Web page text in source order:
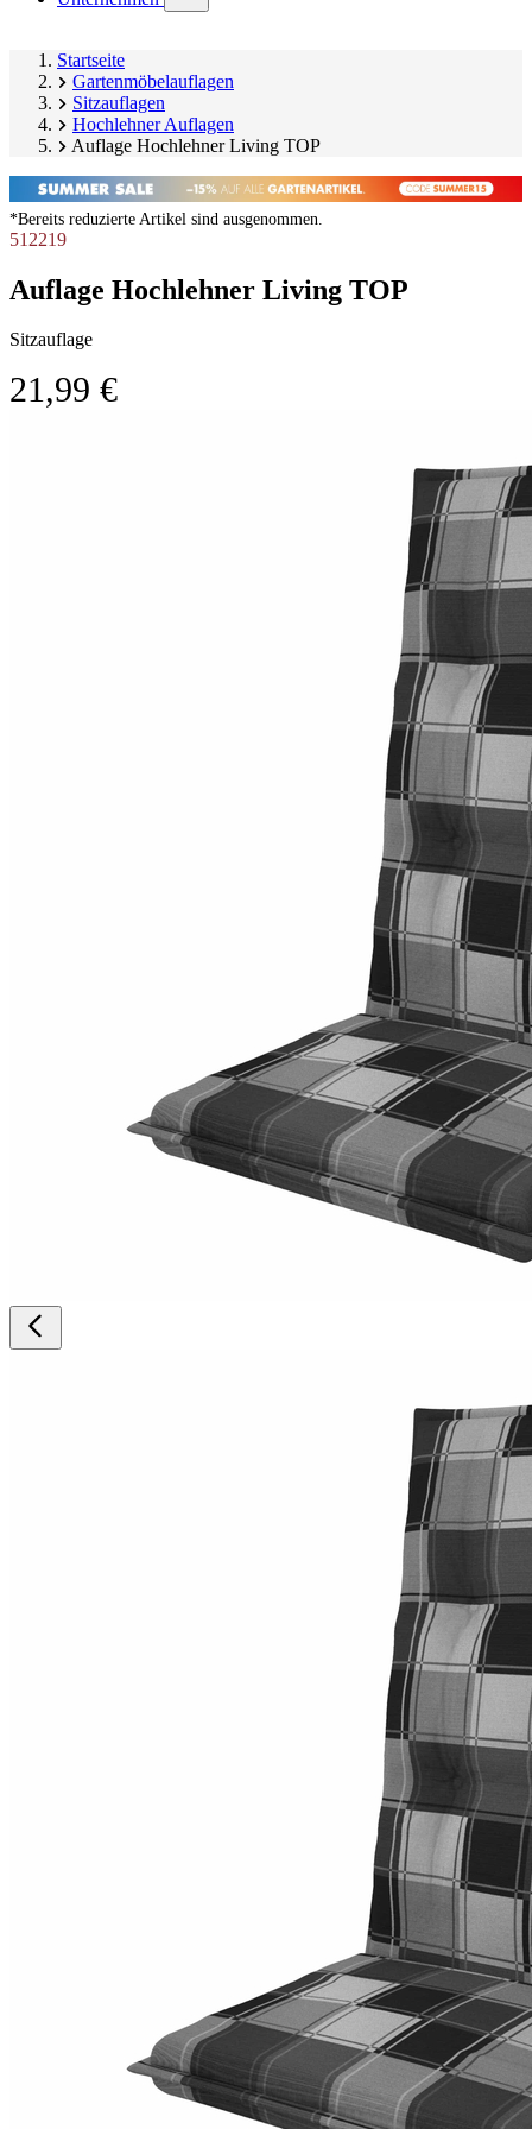
submenu)
Startseite
Gartenmöbelauflagen
Sitzauflagen
Hochlehner Auflagen
Auflage Hochlehner Living TOP
*Bereits reduzierte Artikel sind ausgenommen.
512219
Auflage Hochlehner Living TOP
Sitzauflage
21,99 €